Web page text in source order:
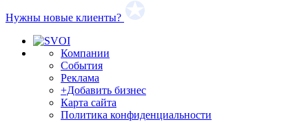
Нужны новые клиенты?
Компании
События
Реклама
+Добавить бизнес
Карта сайта
Политика конфиденциальности